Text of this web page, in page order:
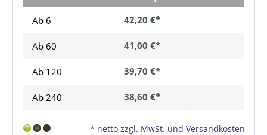
Ab 6 42,20 €*
Ab 60 41,00 €*
Ab 120 39,70 €*
Ab 240 38,60 €*
* netto zzgl. MwSt. und Versandkosten